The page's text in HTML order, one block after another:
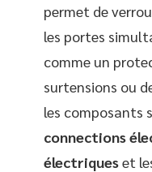
permet de
les portes
comme un
surtensions ou
les composants
connections
électriqueset